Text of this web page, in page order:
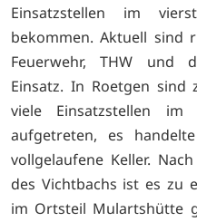
Einsatzstellen im
bekommen. Aktuell sind
Feuerwehr, THW und
Einsatz. In Roetgen sind
viele Einsatzstellen im
aufgetreten, es
vollgelaufene Keller.
des Vichtbachs ist es zu
im Ortsteil Mulartshütte